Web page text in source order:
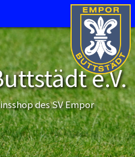
e.V.
des SV Empor